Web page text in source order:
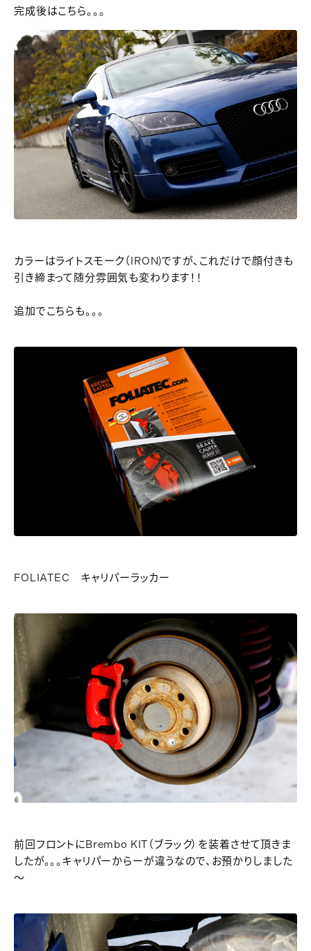
完成後はこちら。。。
カラーはライトスモーク（IRON)ですが、これだけで顔付きも
引き締まって随分雰囲気も変わります！！
追加でこちらも。。。
FOLIATEC キャリパーラッカー
前回フロントにBrembo KIT（ブラック）を装着させて頂きま
したが。。。キャリパーからーが違うなので、お預かりしました
～